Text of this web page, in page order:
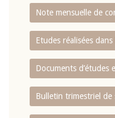
Note mensuelle de
Etudes réalisées
Documents d’études
Bulletin trimestriel de